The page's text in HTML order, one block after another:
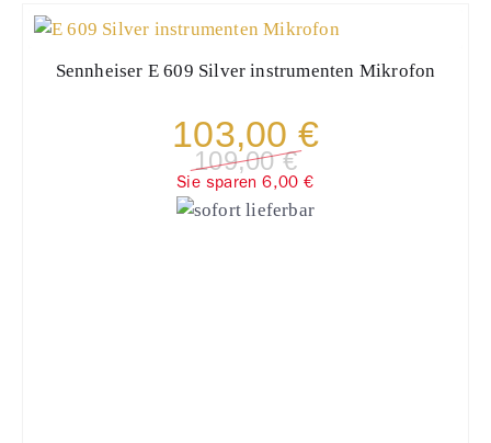
Sennheiser E 609 Silver instrumenten Mikrofon
103,00 €
109,00 €
Sie sparen 6,00 €